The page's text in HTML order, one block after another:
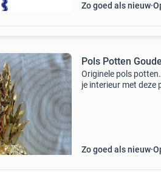
Zo goed als nieuw
Pols Potten
Originele pols
je interieur met
Zo goed als nieuw